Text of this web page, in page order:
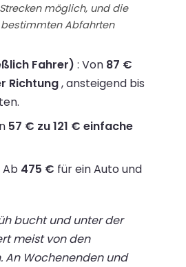
möglich, und die
Abfahrten
Fahrer) : Von 87 €
Richtung, ansteigend bis
57 € zu 121 € einfache
Ab 475 € für ein Auto und
bucht und unter der
meist von den
An Wochenenden und